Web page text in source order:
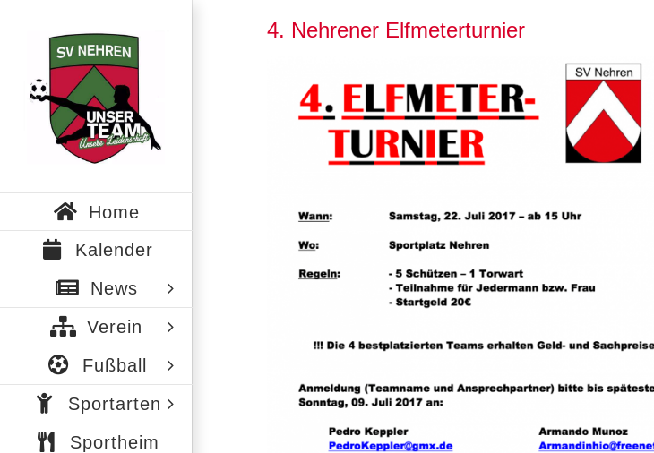
springen
Home
Kalender
News
Verein
Fußball
Sportarten
Sportheim
4. Nehrener Elfmeterturnier
grösseres